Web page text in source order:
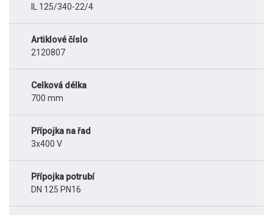
IL 125/340-22/4
Artiklové číslo
2120807
Celková délka
700 mm
Přípojka na řad
3x400 V
Přípojka potrubí
DN 125 PN16